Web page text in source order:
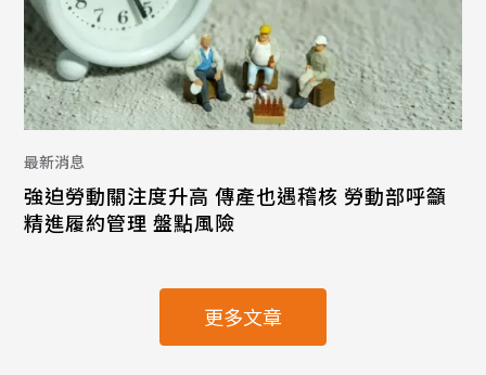
最新消息
強迫勞動關注度升高 傳產也遇稽核 勞動部呼籲
精進履約管理 盤點風險
更多文章